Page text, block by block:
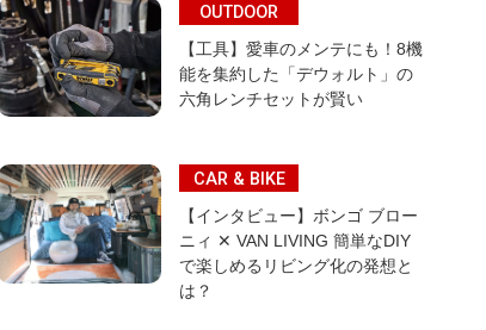
OUTDOOR
【工具】愛車のメンテにも！8機
能を集約した「デウォルト」の
六角レンチセットが賢い
CAR & BIKE
【インタビュー】ボンゴ ブロー
ニィ ✕ VAN LIVING 簡単なDIY
で楽しめるリビング化の発想と
は？